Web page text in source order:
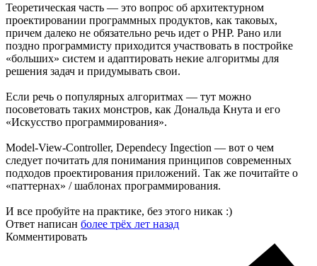
Теоретическая часть — это вопрос об архитектурном
проектировании программных продуктов, как таковых,
причем далеко не обязательно речь идет о PHP. Рано или
поздно программисту приходится участвовать в постройке
«больших» систем и адаптировать некие алгоритмы для
решения задач и придумывать свои.
Если речь о популярных алгоритмах — тут можно
посоветовать таких монстров, как Дональда Кнута и его
«Искусство программирования».
Model-View-Controller, Dependecy Ingection — вот о чем
следует почитать для понимания принципов современных
подходов проектирования приложений. Так же почитайте о
«паттернах» / шаблонах программирования.
И все пробуйте на практике, без этого никак :)
Ответ написан более трёх лет назад
Комментировать